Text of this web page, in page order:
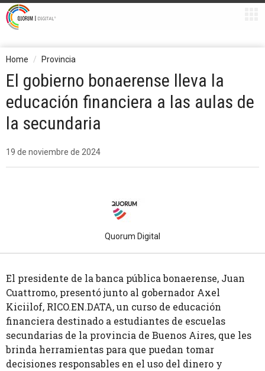
Home Provincia
El gobierno bonaerense lleva la
educación financiera a las aulas de
la secundaria
19 de noviembre de 2024
Quorum Digital
El presidente de la banca pública bonaerense, Juan
Cuattromo, presentó junto al gobernador Axel
Kiciilof, RICO.EN.DATA, un curso de educación
financiera destinado a estudiantes de escuelas
secundarias de la provincia de Buenos Aires, que les
brinda herramientas para que puedan tomar
decisiones responsables en el uso del dinero y